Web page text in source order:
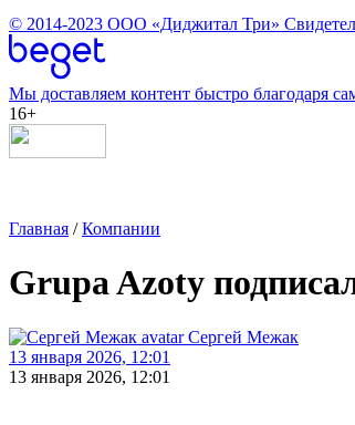
© 2014-2023 ООО «Диджитал Три»
Мы доставляем контент быстро благодаря
16+
Главная /Компании
Grupa Azoty
Сергей Межак
13 января 2026, 12:01
13 января 2026, 12:01